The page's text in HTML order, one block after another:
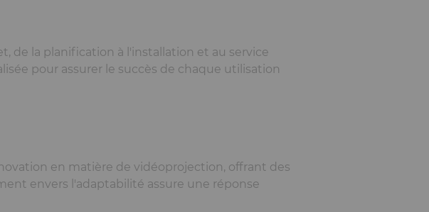
de la planification à l'installation et au service
pour assurer le succès de chaque utilisation
en matière de vidéoprojection, offrant des
envers l'adaptabilité assure une réponse